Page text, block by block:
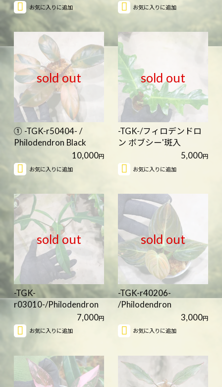
お気に入りに追加
お気に入りに追加
sold out
① -TGK-r50404- /
Philodendron Black
10,000円
お気に入りに追加
sold out
-TGK-/フィロデンドロ
ン ボブシー'斑入
5,000円
お気に入りに追加
sold out
-TGK-
r03010-/Philodendron
longilobatum Lelano…
7,000円
お気に入りに追加
sold out
-TGK-r40206-
/Philodendron
melanochrysum 'Var…
3,000円
お気に入りに追加